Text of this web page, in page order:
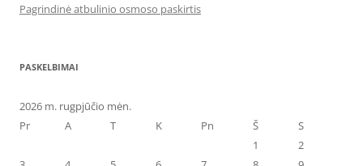
Pagrindinė atbulinio osmoso paskirtis
PASKELBIMAI
2026 m. rugpjūčio mėn.
Pr
A T K Pn Š
S
1
2